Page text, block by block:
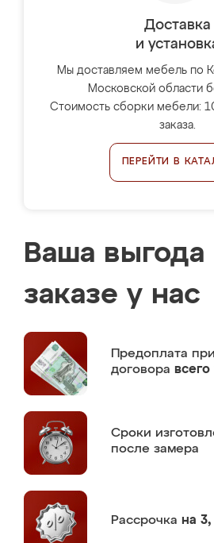
Доставка
и
Мы доставляем мебель по
Московской области
Стоимость сборки мебели:
заказа.
ПЕРЕЙТИ В
Ваша выгода
заказе у нас
Предоплата
договора
Сроки
после замера
Рассрочка на